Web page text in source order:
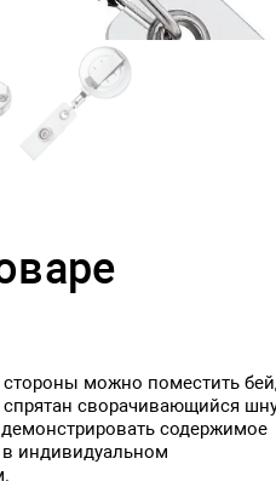
стороны можно поместить
спрятан сворачивающийся
содержимое
в индивидуальном